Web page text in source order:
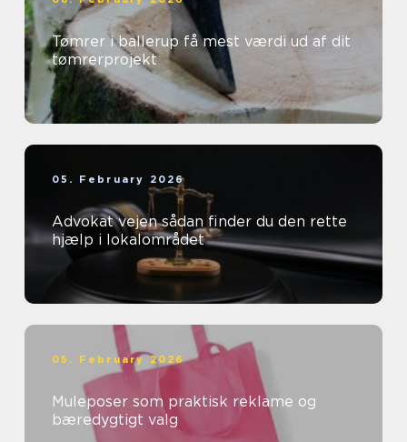
Tømrer i ballerup få mest værdi ud af dit
tømrerprojekt
05. February 2026
Advokat vejen sådan finder du den rette
hjælp i lokalområdet
05. February 2026
Muleposer som praktisk reklame og
bæredygtigt valg